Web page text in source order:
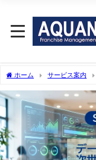
ホーム サービス案内